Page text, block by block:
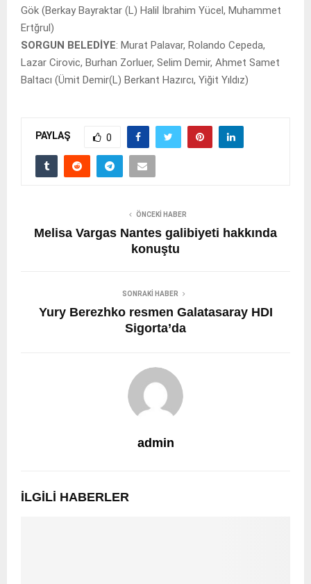
Gök (Berkay Bayraktar (L) Halil İbrahim Yücel, Muhammet
Ertğrul)
SORGUN BELEDİYE: Murat Palavar, Rolando Cepeda,
Lazar Cirovic, Burhan Zorluer, Selim Demir, Ahmet Samet
Baltacı (Ümit Demir(L) Berkant Hazırcı, Yiğit Yıldız)
PAYLAŞ 0
ÖNCEKI HABER
Melisa Vargas Nantes galibiyeti hakkında
konuştu
SONRAKI HABER
Yury Berezhko resmen Galatasaray HDI
Sigorta’da
admin
İLGILI HABERLER